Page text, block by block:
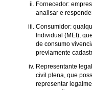
Fornecedor:
analisar e
Consumidor:
Individual (MEI),
de consumo
previamente
Representante
civil plena, que
representar